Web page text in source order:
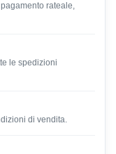
rateale,
le spedizioni
di vendita.